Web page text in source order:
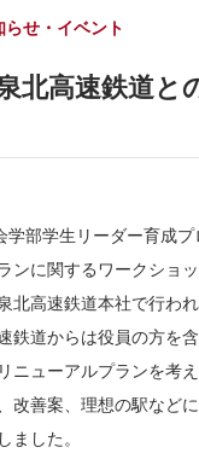
らせ・イベント
北高速鉄道
学部学生リーダー育成
ンに関するワークショッ
北高速鉄道本社で行わ
鉄道からは役員の方を
ニューアルプランを考
改善案、理想の駅など
ました。